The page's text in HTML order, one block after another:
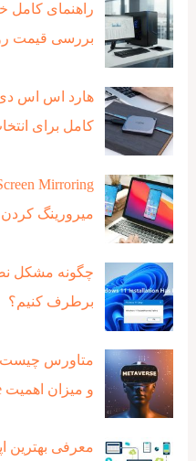
بررسی قیمت
هارد اس اس
کامل برای
میرورینگ
برطرف کنیم؟
متاورس چیست؟
و میزان اهمیت Metaverse
معرفی بهترین